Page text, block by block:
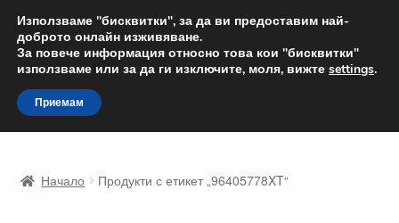
ДОСТАВКА от 12 лв.
Доставка по целия свят
Skip
to
navigation
Skip
to
content
Доставка по целия свят
Начало Продукти с етикет „96405778XT“
Използваме "бисквитки", за да ви предоставим най-
доброто онлайн изживяване.
За повече информация относно това кои "бисквитки"
използваме или за да ги изключите, моля, вижте settings.
Приемам